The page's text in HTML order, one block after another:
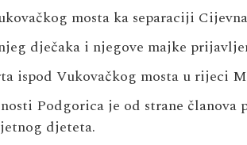
mosta ka separaciji
dječaka i njegove majke
ispod Vukovačkog mosta u rijeci
Podgorica je od strane članova
djeteta.